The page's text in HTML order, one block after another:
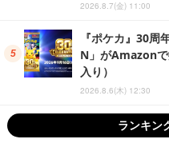
2026.8.7(金) 11:00
『ポケカ』30周
N」がAmazon
入り）
2026.8.6(木) 12:30
ランキン